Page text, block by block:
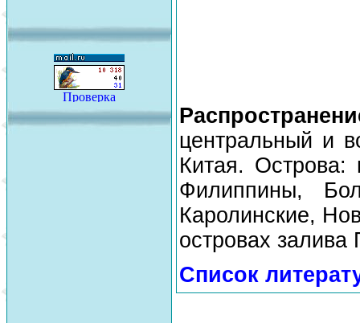
центральный и
Китая.
Филиппины,
Каролинские,
островах
Список